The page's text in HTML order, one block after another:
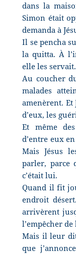
dans la
Simon était
demanda à
Il se pencha
la quitta. À
elle les servait.
Au coucher
malades
amenèrent. Et
d’eux, les
Et même
d’entre eux
Mais Jésus
parler, parce
c’était lui.
Quand il fit
endroit
arrivèrent
l’empêcher
Mais il leur
que